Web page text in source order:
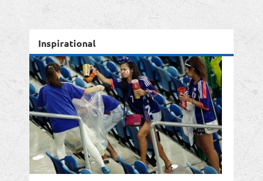
Inspirational